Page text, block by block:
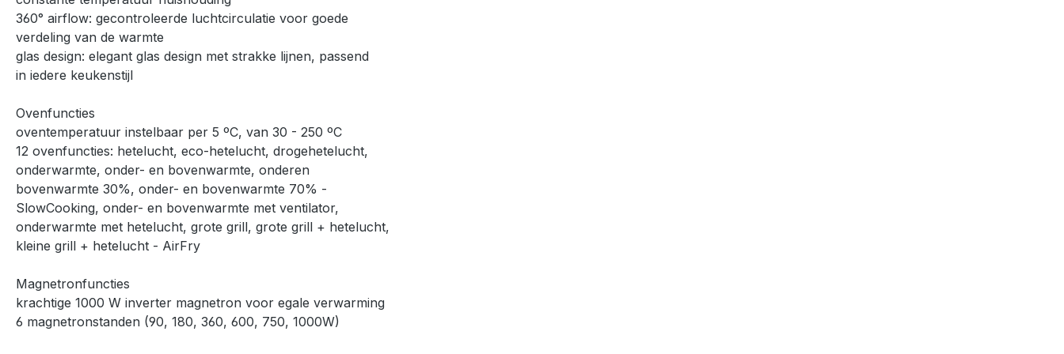
360° airflow: gecontroleerde luchtcirculatie voor goede
verdeling van de warmte
glas design: elegant glas design met strakke lijnen, passend
in iedere keukenstijl
Ovenfuncties
oventemperatuur instelbaar per 5 ºC, van 30 - 250 ºC
12 ovenfuncties: hetelucht, eco-hetelucht, drogehetelucht,
onderwarmte, onder- en bovenwarmte, onderen
bovenwarmte 30%, onder- en bovenwarmte 70% -
SlowCooking, onder- en bovenwarmte met ventilator,
onderwarmte met hetelucht, grote grill, grote grill + hetelucht,
kleine grill + hetelucht - AirFry
Magnetronfuncties
krachtige 1000 W inverter magnetron voor egale verwarming
6 magnetronstanden (90, 180, 360, 600, 750, 1000W)